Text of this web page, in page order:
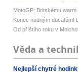
MotoGP: Britskému
Konec nudným ducatům!
Od příštího roku v
Věda a
Nejlepší chytré